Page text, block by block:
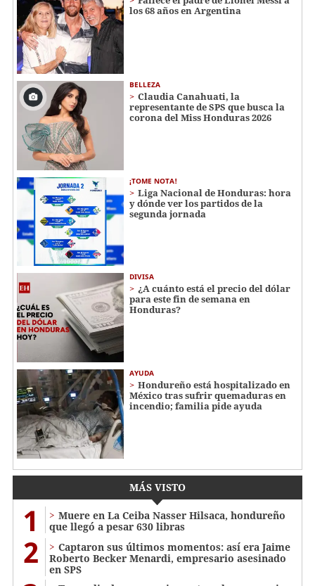
los 68 años en Argentina
BELLEZA
Claudia Canahuati, la
representante de SPS que busca la
corona del Miss Honduras 2026
¡TOME NOTA!
Liga Nacional de Honduras: hora
y dónde ver los partidos de la
segunda jornada
DIVISA
¿A cuánto está el precio del dólar
para este fin de semana en
Honduras?
AYUDA
Hondureño está hospitalizado en
México tras sufrir quemaduras en
incendio; familia pide ayuda
MÁS VISTO
1
Muere en La Ceiba Nasser Hilsaca, hondureño
que llegó a pesar 630 libras
2
Captaron sus últimos momentos: así era Jaime
Roberto Becker Menardi​​​, empresario asesinado
en SPS